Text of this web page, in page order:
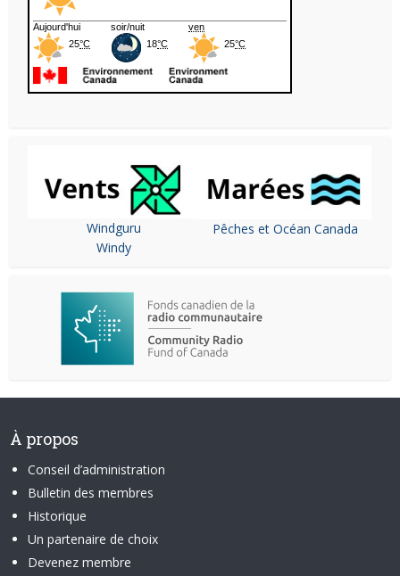
Windguru
Windy
Pêches et Océan Canada
À propos
Conseil d’administration
Bulletin des membres
Historique
Un partenaire de choix
Devenez membre